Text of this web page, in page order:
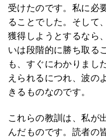
受けたのです。私に必
ることでした。そして
獲得しようとするなら
いは段階的に勝ち取る
も、すぐにわかりまし
えられるにつれ、波の
きるものなのです。
これらの教訓は、私が
んだものです。読者の